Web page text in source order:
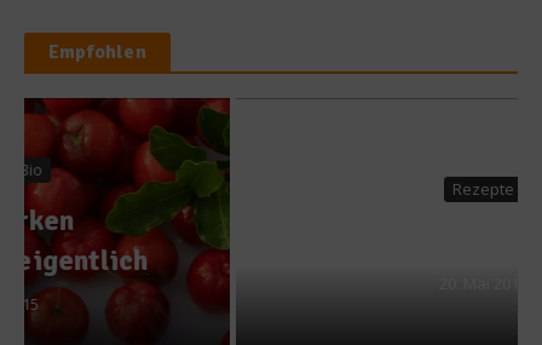
Empfohlen
Nudelsalat